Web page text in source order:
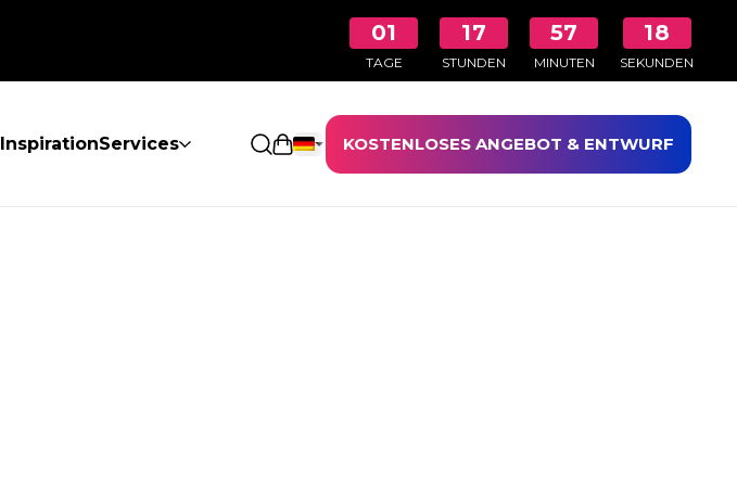
01
TAGE
17
STUNDEN
57
MINUTEN
18
SEKUNDEN
InspirationServices Einkaufswagen öffnen
KOSTENLOSES ANGEBOT & ENTWURF